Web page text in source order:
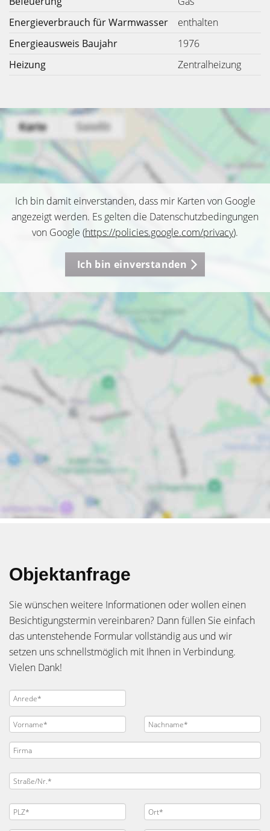
Energieverbrauch für Warmwasser
enthalten
Energieausweis Baujahr
1976
Heizung
Zentralheizung
Ich bin damit einverstanden, dass mir Karten von Google
angezeigt werden. Es gelten die Datenschutzbedingungen
von Google (https://policies.google.com/privacy).
Ich bin einverstanden
Objektanfrage
Sie wünschen weitere Informationen oder wollen einen
Besichtigungstermin vereinbaren? Dann füllen Sie einfach
das untenstehende Formular vollständig aus und wir
setzen uns schnellstmöglich mit Ihnen in Verbindung.
Vielen Dank!